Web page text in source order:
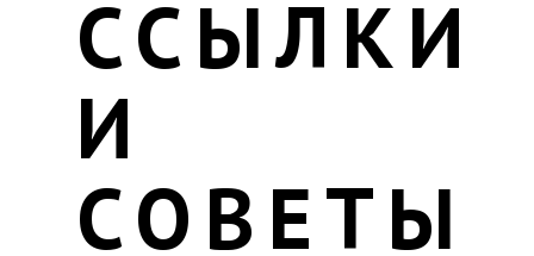
ССЫЛКИ
И
СОВЕТЫ